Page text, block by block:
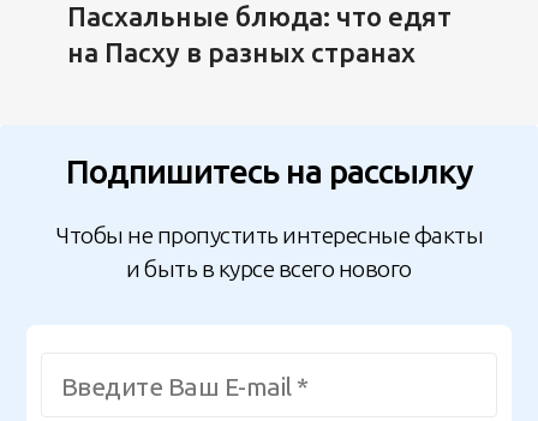
Пасхальные блюда: что едят
на Пасху в разных странах
Подпишитесь на рассылку
Чтобы не пропустить интересные факты
и быть в курсе всего нового